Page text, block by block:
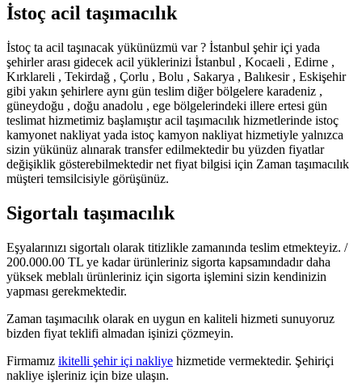
İstoç acil taşımacılık
İstoç ta acil taşınacak yükünüzmü var ? İstanbul şehir içi yada
şehirler arası gidecek acil yüklerinizi İstanbul , Kocaeli , Edirne ,
Kırklareli , Tekirdağ , Çorlu , Bolu , Sakarya , Balıkesir , Eskişehir
gibi yakın şehirlere aynı gün teslim diğer bölgelere karadeniz ,
güneydoğu , doğu anadolu , ege bölgelerindeki illere ertesi gün
teslimat hizmetimiz başlamıştır acil taşımacılık hizmetlerinde istoç
kamyonet nakliyat yada istoç kamyon nakliyat hizmetiyle yalnızca
sizin yükünüz alınarak transfer edilmektedir bu yüzden fiyatlar
değişiklik gösterebilmektedir net fiyat bilgisi için Zaman taşımacılık
müşteri temsilcisiyle görüşünüz.
Sigortalı taşımacılık
Eşyalarınızı sigortalı olarak titizlikle zamanında teslim etmekteyiz. /
200.000.00 TL ye kadar ürünleriniz sigorta kapsamındadır daha
yüksek meblalı ürünleriniz için sigorta işlemini sizin kendinizin
yapması gerekmektedir.
Zaman taşımacılık olarak en uygun en kaliteli hizmeti sunuyoruz
bizden fiyat teklifi almadan işinizi çözmeyin.
Firmamız ikitelli şehir içi nakliye hizmetide vermektedir. Şehiriçi
nakliye işleriniz için bize ulaşın.